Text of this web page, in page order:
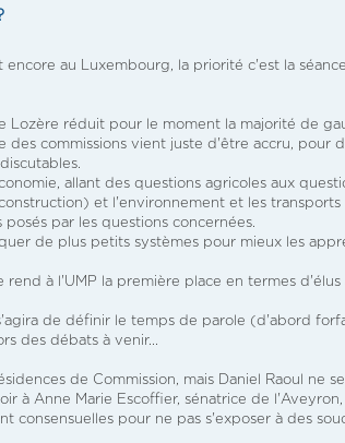
au Luxembourg, la priorité c'est la
Lozère réduit pour le moment la majorité de
commissions vient juste d'être accru, pour
allant des questions agricoles aux
et l'environnement et les transports
par les questions concernées.
de plus petits systèmes pour mieux les
à l'UMP la première place en termes d'élus
de définir le temps de parole (d'abord
des débats à venir...
de Commission, mais Daniel Raoul ne
à Anne Marie Escoffier, sénatrice de
consensuelles pour ne pas s'exposer à des